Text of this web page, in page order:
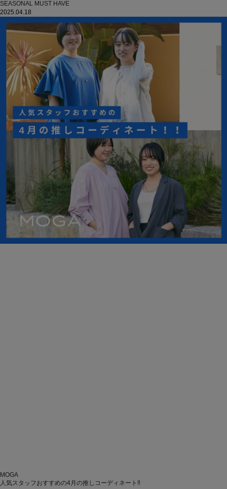
SEASONAL MUST HAVE
2025.04.18
MOGA
人気スタッフおすすめの4月の推しコーディネート‼